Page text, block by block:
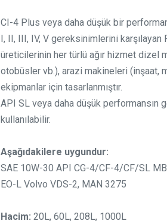
CI-4 Plus veya daha düşük bir
I, II, III, IV, V gereksinimlerini karşılayan
üreticilerinin her türlü ağır hizmet dizel
otobüsler vb.), arazi makineleri (inşaat,
ekipmanlar için tasarlanmıştır.
API SL veya daha düşük performansın
kullanılabilir.
Aşağıdakilere uygundur:
SAE 10W-30 API CG-4/CF-4/CF/SL
EO-L Volvo VDS-2, MAN 3275
Hacim: 20L, 60L, 208L, 1000L